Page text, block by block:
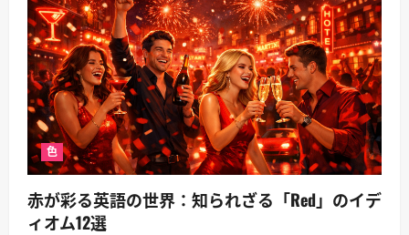
色
赤が彩る英語の世界：知られざる「Red」のイデ
ィオム12選